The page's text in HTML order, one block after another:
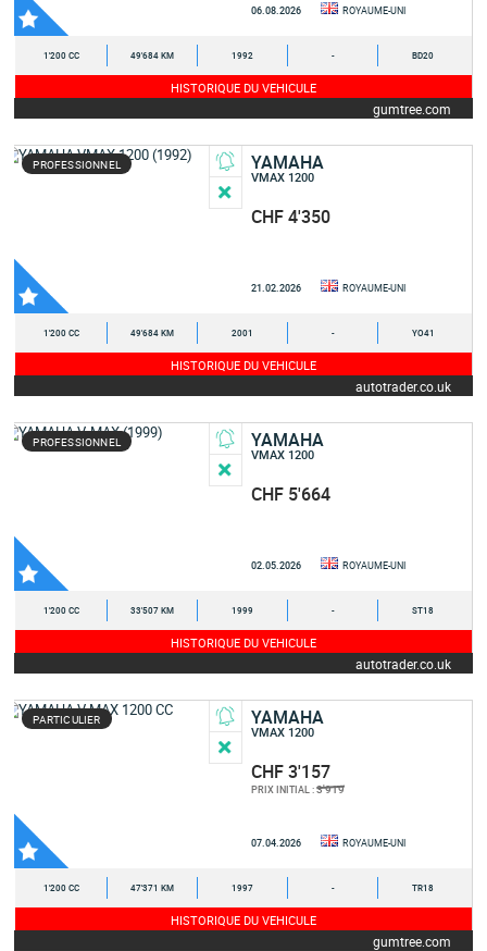
06.08.2026 ROYAUME-UNI
1'200 CC 49'684 KM 1992 - BD20
HISTORIQUE DU VEHICULE
gumtree.com
PROFESSIONNEL YAMAHA
VMAX 1200
CHF 4'350
21.02.2026 ROYAUME-UNI
1'200 CC 49'684 KM 2001 - YO41
HISTORIQUE DU VEHICULE
autotrader.co.uk
PROFESSIONNEL YAMAHA
VMAX 1200
CHF 5'664
02.05.2026 ROYAUME-UNI
1'200 CC 33'507 KM 1999 - ST18
HISTORIQUE DU VEHICULE
autotrader.co.uk
PARTICULIER YAMAHA
VMAX 1200
CHF 3'157
PRIX INITIAL :3'919
07.04.2026 ROYAUME-UNI
1'200 CC 47'371 KM 1997 - TR18
HISTORIQUE DU VEHICULE
gumtree.com